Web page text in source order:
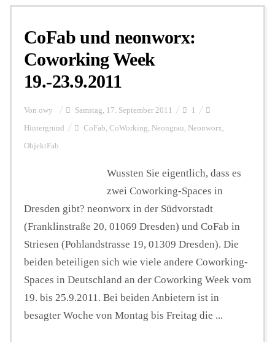
CoFab und neonworx:
Coworking Week
19.-23.9.2011
Von owy Samstag, 17. September 2011 1
Hintergrund CoFab, CoWorking, Neongrau, Neonworx,
ObjektFab
Wussten Sie eigentlich, dass es
zwei Coworking-Spaces in
Dresden gibt? neonworx in der Südvorstadt
(Franklinstraße 20, 01069 Dresden) und CoFab in
Striesen (Pohlandstrasse 19, 01309 Dresden). Die
beiden beteiligen sich wie viele andere Coworking-
Spaces in Deutschland an der Coworking Week vom
19. bis 25.9.2011. Bei beiden Anbietern ist in
besagter Woche von Montag bis Freitag die ...